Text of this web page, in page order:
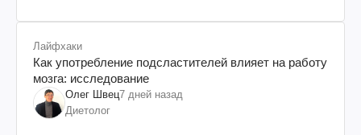
Лайфхаки
Как употребление подсластителей влияет на работу
мозга: исследование
Олег Швец7 дней назад
Диетолог